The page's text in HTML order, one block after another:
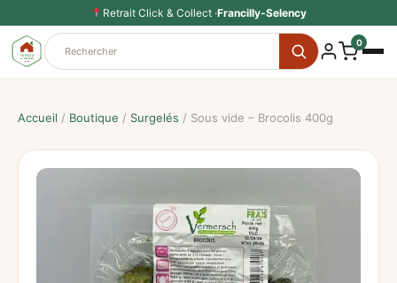
contenu
Retrait Click & Collect ·Francilly-Selency
0
Accueil / Boutique / Surgelés / Sous vide – Brocolis 400g